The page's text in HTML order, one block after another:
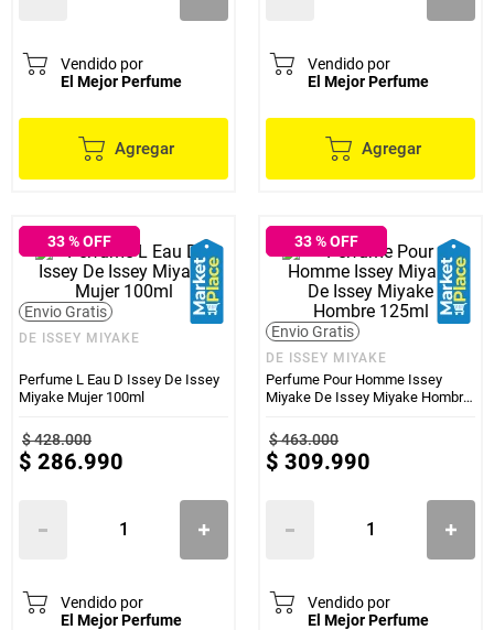
Vendido por
El Mejor Perfume
Agregar
Vendido por
El Mejor Perfume
Agregar
Envio Gratis
33% OFF
DE ISSEY MIYAKE
Perfume L Eau D Issey De Issey
Miyake Mujer 100ml
$428.000
$ 286.990
Vendido por
El Mejor Perfume
Envio Gratis
33% OFF
DE ISSEY MIYAKE
Perfume Pour Homme Issey
Miyake De Issey Miyake Hombre
$463.000
$ 309.990
Vendido por
El Mejor Perfume